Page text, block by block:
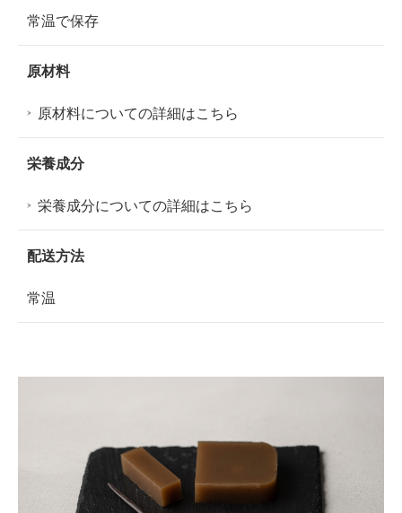
常温で保存
原材料
原材料についての詳細はこちら
栄養成分
栄養成分についての詳細はこちら
配送方法
常温